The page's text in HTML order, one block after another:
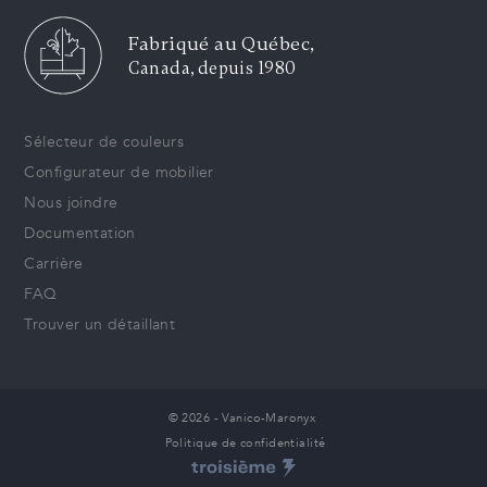
commande.
Fabriqué au Québec,
Canada, depuis 1980
Sélecteur de couleurs
Configurateur de mobilier
Nous joindre
Documentation
Carrière
FAQ
Trouver un détaillant
© 2026 - Vanico-Maronyx
Politique de confidentialité